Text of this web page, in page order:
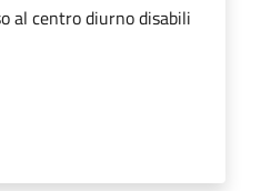
al centro diurno disabili